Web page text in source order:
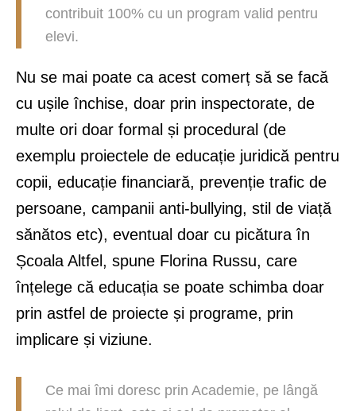
contribuit 100% cu un program valid pentru
elevi.
Nu se mai poate ca acest comerț să se facă
cu ușile închise, doar prin inspectorate, de
multe ori doar formal și procedural (de
exemplu proiectele de educație juridică pentru
copii, educație financiară, prevenție trafic de
persoane, campanii anti-bullying, stil de viață
sănătos etc), eventual doar cu picătura în
Școala Altfel, spune Florina Russu, care
înțelege că educația se poate schimba doar
prin astfel de proiecte și programe, prin
implicare și viziune.
Ce mai îmi doresc prin Academie, pe lângă